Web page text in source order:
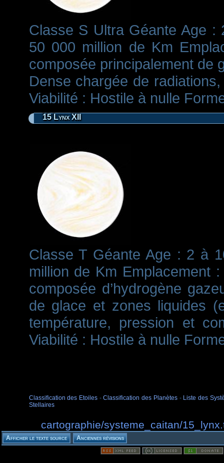
Classe S Ultra Géante Age :
50 000 million de Km
composée principalement de
Dense chargée de
Viabilité : Hostile à nulle
15 Lynx XII
Classe T Géante Age : 2 à
million de Km Emplacement
composée d’hydrogène
de glace et zones liquides
température, pression et
Viabilité : Hostile à nulle
Classification des Etoiles-Classification des Planètes- Liste des
Stellaires
cartographie/systeme_caitan/